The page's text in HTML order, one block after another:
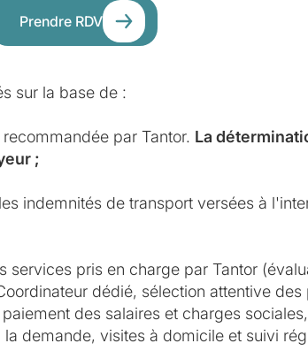
Prendre RDV
sur la base de :
par Tantor. La
;
indemnités de transport versées à
services pris en charge par Tantor
dédié, sélection attentive des
des salaires et charges
demande, visites à domicile et suivi